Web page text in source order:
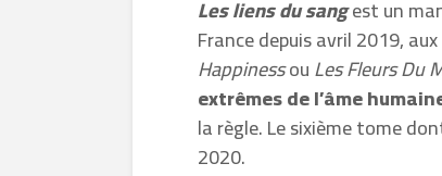
Les liens du sangest un
France depuis avril 2019,
HappinessouLes Fleurs Du
extrêmes de l’âme
la règle. Le sixième tome
2020.